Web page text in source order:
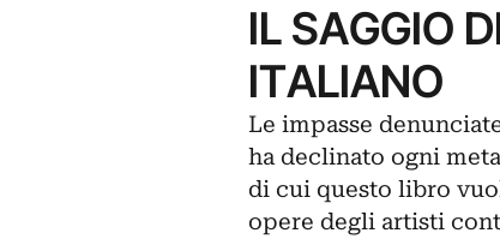
IL SAGGIO
ITALIANO
Le impasse
ha declinato ogni
di cui questo libro
opere degli artisti